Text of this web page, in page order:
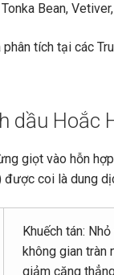
Bean,
tích tại các
dầu Hoắc
giọt vào hỗn
coi là dung
Khuếch tán:
không gian tràn
giảm căng